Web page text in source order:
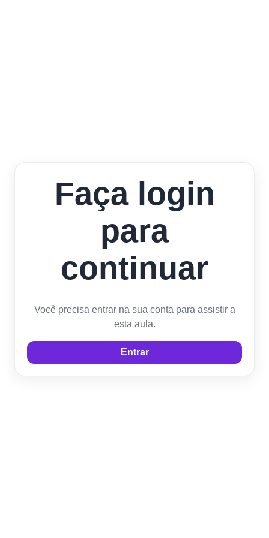
Faça login
para
continuar
Você precisa entrar na sua conta para assistir a
esta aula.
Entrar